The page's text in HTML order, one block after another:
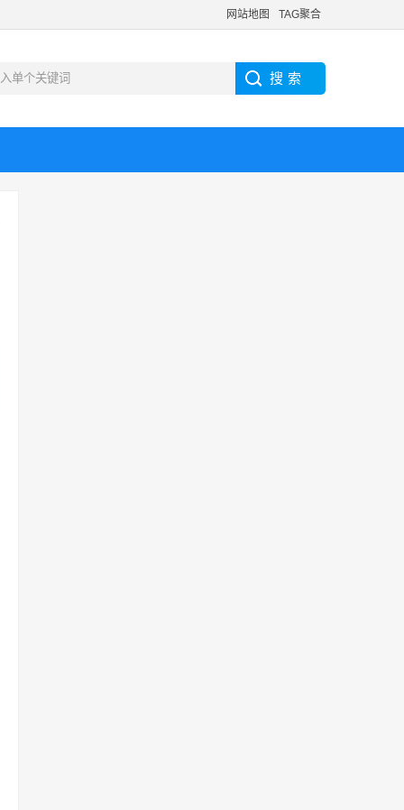
网站地图 TAG聚合